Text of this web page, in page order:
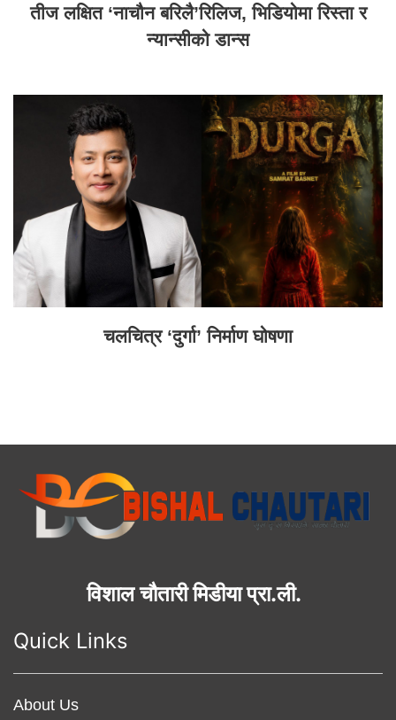
तीज लक्षित ‘नाचौन बरिलै’रिलिज, भिडियोमा रिस्ता र
न्यान्सीको डान्स
चलचित्र ‘दुर्गा’ निर्माण घोषणा
विशाल चौतारी मिडीया प्रा.ली.
Quick Links
About Us